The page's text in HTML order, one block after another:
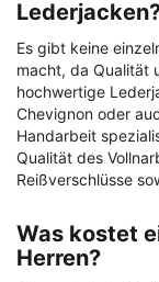
Es gibt keine
macht, da Qualität
hochwertige
Chevignon oder
Handarbeit
Qualität des
Reißverschlüsse
Was kostet
Herren?